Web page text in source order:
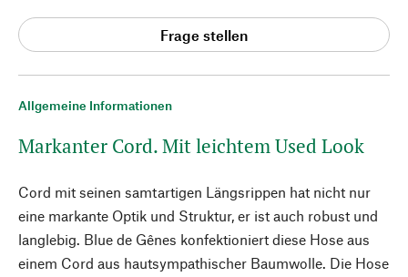
Allgemeine Informationen
Markanter Cord. Mit leichtem Used Look
Cord mit seinen samtartigen Längsrippen hat nicht nur
eine markante Optik und Struktur, er ist auch robust und
langlebig. Blue de Gênes konfektioniert diese Hose aus
einem Cord aus hautsympathischer Baumwolle. Die Hose
Frage stellen